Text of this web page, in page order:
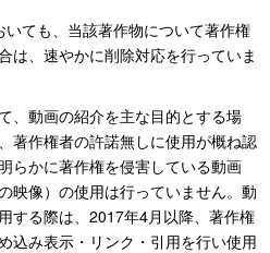
ても、当該著作物について著作権
は、速やかに削除対応を行っていま
、動画の紹介を主な目的とする場
著作権者の許諾無しに使用が概ね認
らかに著作権を侵害している動画
映像）の使用は行っていません。動
する際は、2017年4月以降、著作権
込み表示・リンク・引用を行い使用